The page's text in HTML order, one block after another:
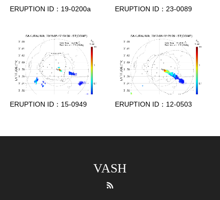
ERUPTION ID：19-0200a ERUPTION ID：23-0089
ERUPTION ID：15-0949 ERUPTION ID：12-0503
VASH